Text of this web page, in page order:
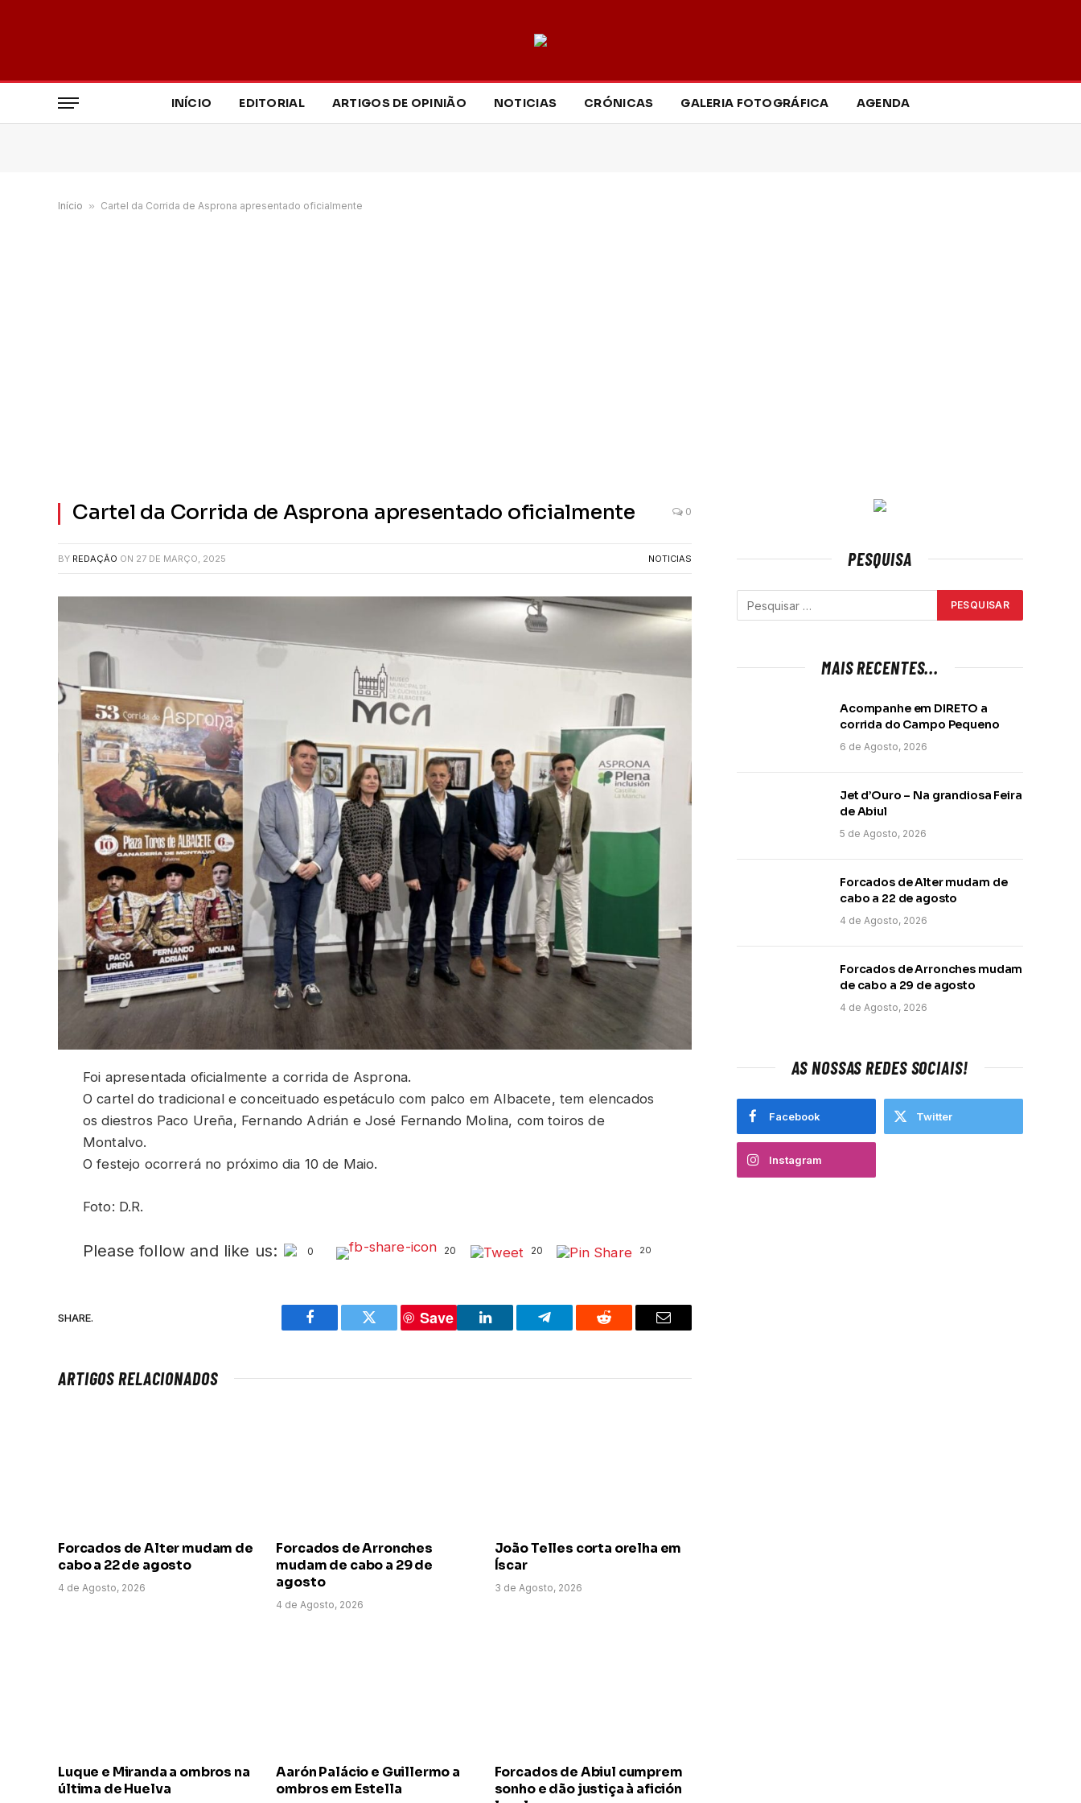
INÍCIO EDITORIAL ARTIGOS DE OPINIÃO NOTICIAS CRÓNICAS GALERIA FOTOGRÁFICA AGENDA
Início » Cartel da Corrida de Asprona apresentado oficialmente
Cartel da Corrida de Asprona apresentado oficialmente 0
BY REDAÇÃO ON 27 DE MARÇO, 2025 NOTICIAS
Foi apresentada oficialmente a corrida de Asprona.
O cartel do tradicional e conceituado espetáculo com palco em Albacete, tem elencados
os diestros Paco Ureña, Fernando Adrián e José Fernando Molina, com toiros de
Montalvo.
O festejo ocorrerá no próximo dia 10 de Maio.
Foto: D.R.
Please follow and like us: 0 20 20 20
SHARE.
Facebook Twitter
Save
LinkedIn Telegram Reddit Email
ARTIGOS RELACIONADOS
Forcados de Alter mudam de
cabo a 22 de agosto
4 de Agosto, 2026
Forcados de Arronches
mudam de cabo a 29 de
agosto
4 de Agosto, 2026
João Telles corta orelha em
Íscar
3 de Agosto, 2026
Luque e Miranda a ombros na
última de Huelva
Aarón Palácio e Guillermo a
ombros em Estella
Forcados de Abiul cumprem
sonho e dão justiça à afición
PESQUISA
MAIS RECENTES...
Acompanhe em DIRETO a
corrida do Campo Pequeno
6 de Agosto, 2026
Jet d’Ouro – Na grandiosa Feira
de Abiul
5 de Agosto, 2026
Forcados de Alter mudam de
cabo a 22 de agosto
4 de Agosto, 2026
Forcados de Arronches mudam
de cabo a 29 de agosto
4 de Agosto, 2026
AS NOSSAS REDES SOCIAIS!
Facebook Twitter
Instagram